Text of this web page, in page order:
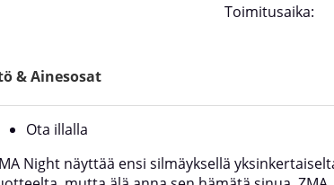
Toimitusaika:
& Ainesosat
Ota illalla
Night näyttää ensi silmäyksellä